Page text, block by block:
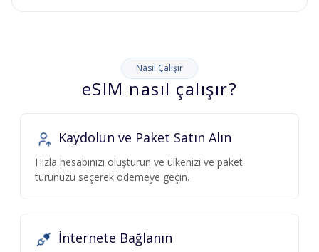
Nasıl Çalışır
eSIM nasıl çalışır?
Kaydolun ve Paket Satın Alın
Hızla hesabınızı oluşturun ve ülkenizi ve paket
türünüzü seçerek ödemeye geçin.
İnternete Bağlanın